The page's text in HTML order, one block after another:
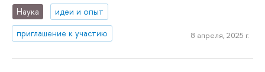
Наука
идеи и опыт
приглашение к участию
8 апреля, 2025 г.